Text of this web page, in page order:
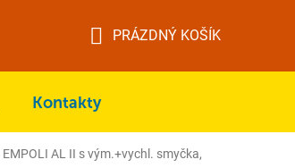
KOŠÍK
PRÁZDNÝ KOŠÍK
Kontakty
EMPOLI AL II s vým.+vychl. smyčka,